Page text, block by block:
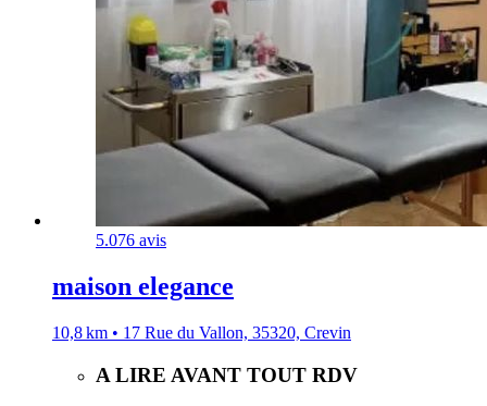
5.076 avis
maison elegance
10,8 km • 17 Rue du Vallon, 35320, Crevin
A LIRE AVANT TOUT RDV